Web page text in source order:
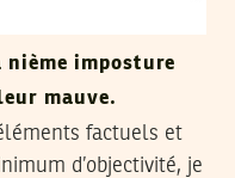
nième imposture
mauve.
factuels et
d’objectivité, je